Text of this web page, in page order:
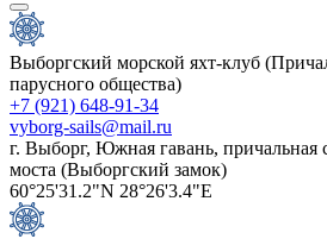
Выборгский морской яхт-клуб
парусного общества)
+7 (921) 648-91-34
vyborg-sails@mail.ru
г. Выборг, Южная гавань, причальная
моста (Выборгский замок)
60°25'31.2"N 28°26'3.4"E